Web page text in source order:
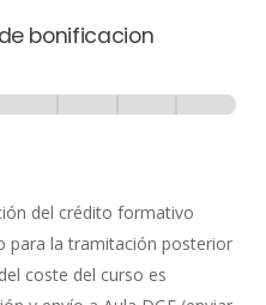
bonificacion
del crédito formativo
para la tramitación posterior
coste del curso es